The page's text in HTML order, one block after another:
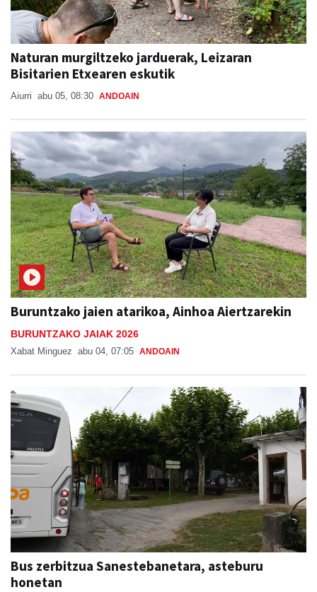
Naturan murgiltzeko jarduerak, Leizaran
Bisitarien Etxearen eskutik
Aiurri abu 05, 08:30 ANDOAIN
Buruntzako jaien atarikoa, Ainhoa Aiertzarekin
BURUNTZAKO JAIAK 2026
Xabat Minguez abu 04, 07:05 ANDOAIN
Bus zerbitzua Sanestebanetara, asteburu
honetan